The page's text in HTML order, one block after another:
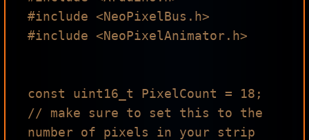
#include <NeoPixelBus.h>
#include <NeoPixelAnimator.h>
const uint16_t PixelCount = 18;
// make sure to set this to the
number of pixels in your strip